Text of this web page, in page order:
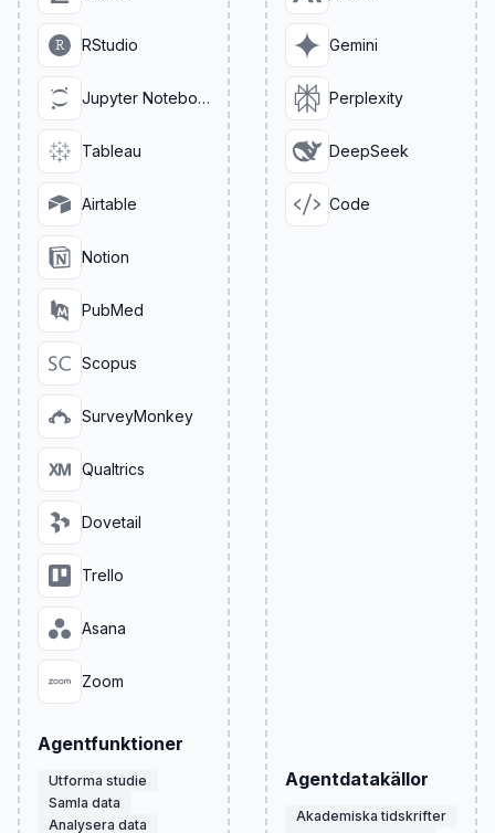
RStudio
Jupyter Notebook
Tableau
Airtable
Notion
PubMed
Scopus
SurveyMonkey
Qualtrics
Dovetail
Trello
Asana
Zoom
Agentfunktioner
Utforma studie
Samla data
Analysera data
Gemini
Perplexity
DeepSeek
Code
Agentdatakällor
Akademiska tidskrifter